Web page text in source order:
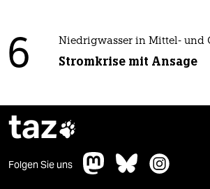
6 Niedrigwasser in Mittel- und
Stromkrise mit Ansage
taz
Folgen Sie uns